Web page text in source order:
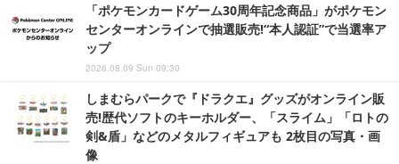
「ポケモンカードゲーム30周年記念商品」がポケモン
センターオンラインで抽選販売!“本人認証”で当選率ア
ップ
2026.08.09 Sun 09:30
しまむらパークで『ドラクエ』グッズがオンライン販
売!歴代ソフトのキーホルダー、「スライム」「ロトの
剣&盾」などのメタルフィギュアも 2枚目の写真・画
像